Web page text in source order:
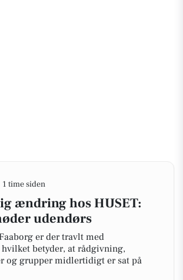
1 time siden
ændring hos HUSET:
udendørs
er der travlt med
betyder, at rådgivning,
og grupper midlertidigt er sat på